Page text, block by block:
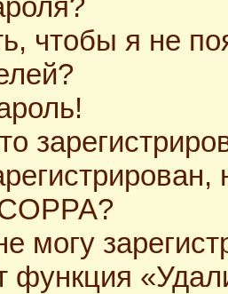
чтобы я не
могу
функция